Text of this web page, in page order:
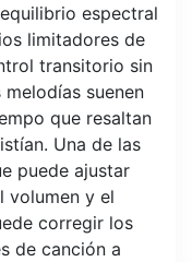
espectral
limitadores de
transitorio sin
suenen
que resaltan
Una de las
puede ajustar
volumen y el
corregir los
de canción a